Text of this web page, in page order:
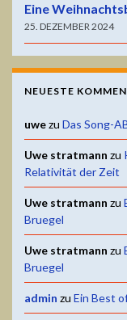
Eine
25. DEZEMBER 2024
NEUESTE
uwezu Das Song-
Uwe stratmann zu
Relativität der Zeit
Uwe stratmann zu
Bruegel
Uwe stratmann zu
Bruegel
admin zu Ein Best